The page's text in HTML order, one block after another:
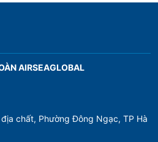
AIRSEAGLOBAL
chất, Phường Đông Ngạc, TP Hà